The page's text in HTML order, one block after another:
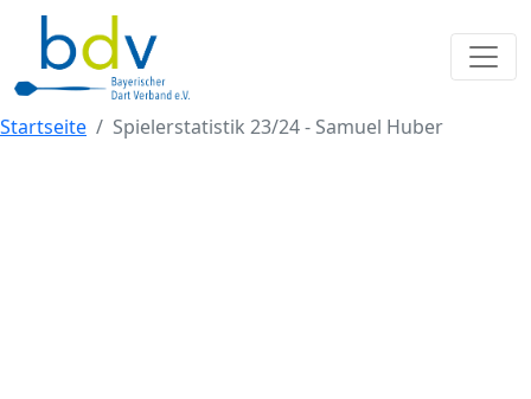
Startseite Spielerstatistik 23/24 - Samuel Huber